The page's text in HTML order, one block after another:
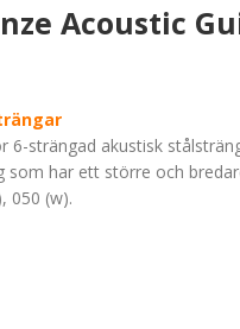
Acoustic
6-strängad akustisk
som har ett större och
050 (w).